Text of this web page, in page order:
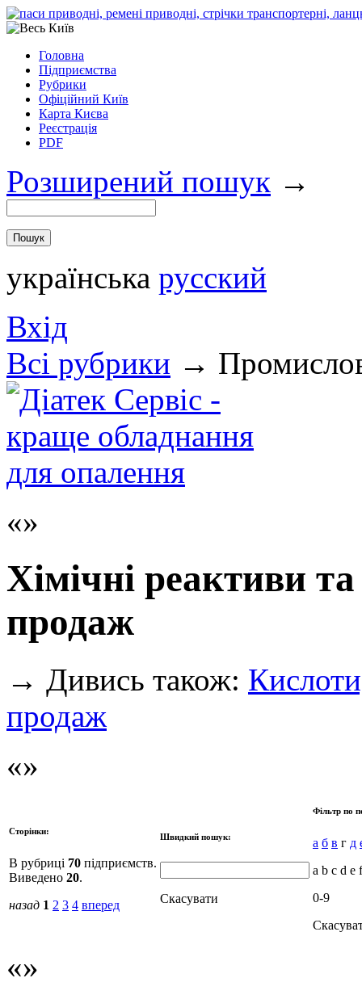
Головна
Підприємства
Рубрики
Офіційний Київ
Карта Києва
Реєстрація
PDF
Розширений пошук →
українська русский
Вхід
Всi рубрики →
Хімічні реактиви
продаж
→ Дивись також:
продаж
Сторінки:
В рубриці 70 підприємств.
Виведено 20.
назад 1 2 3 4 вперед
Швидкий пошук:
Скасувати
Фільтр по
а б в г д
a b c d e
0-9